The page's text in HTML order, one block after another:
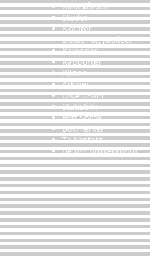
Kirkegårder
Steder
Notater
Datoer og jubileer
Kalender
Rapporter
Kilder
Arkiver
DNA tester
Statistikk
Bytt Språk
Bokmerker
Ta kontakt
Be om brukerkonto